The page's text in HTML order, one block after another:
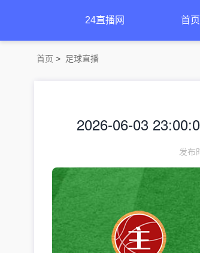
24直播网 首页
首页 > 足球直播
2026-06-03
发布